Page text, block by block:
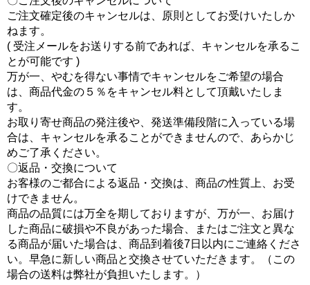
ご注文確定後のキャンセルは、原則としてお受けいたしか
ねます。
( 受注メールをお送りする前であれば、キャンセルを承るこ
とが可能です )
万が一、やむを得ない事情でキャンセルをご希望の場合
は、商品代金の５％をキャンセル料として頂戴いたしま
す。
お取り寄せ商品の発注後や、発送準備段階に入っている場
合は、キャンセルを承ることができませんので、あらかじ
めご了承ください。
〇返品・交換について
お客様のご都合による返品・交換は、商品の性質上、お受
けできません。
商品の品質には万全を期しておりますが、万が一、お届け
した商品に破損や不良があった場合、またはご注文と異な
る商品が届いた場合は、商品到着後7日以内にご連絡くださ
い。早急に新しい商品と交換させていただきます。（この
場合の送料は弊社が負担いたします。）